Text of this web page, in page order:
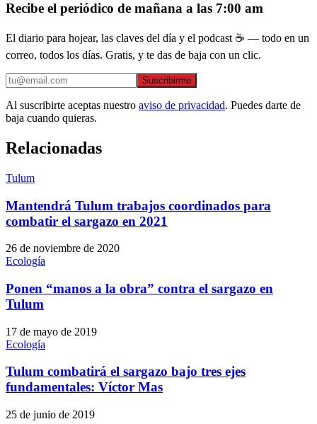
Recibe el periódico de mañana a las 7:00 am
El diario para hojear, las claves del día y el podcast ☕ — todo en un
correo, todos los días. Gratis, y te das de baja con un clic.
Suscribirme
Al suscribirte aceptas nuestro aviso de privacidad. Puedes darte de
baja cuando quieras.
Relacionadas
Tulum
Mantendrá Tulum trabajos coordinados para
combatir el sargazo en 2021
26 de noviembre de 2020
Ecología
Ponen “manos a la obra” contra el sargazo en
Tulum
17 de mayo de 2019
Ecología
Tulum combatirá el sargazo bajo tres ejes
fundamentales: Víctor Mas
25 de junio de 2019